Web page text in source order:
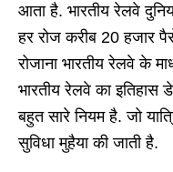
आता है. भारतीय रेलवे
हर रोज करीब 20 हजार
रोजाना भारतीय रेलवे के
भारतीय रेलवे का इतिहास
बहुत सारे नियम है. जो
सुविधा मुहैया की जाती है.